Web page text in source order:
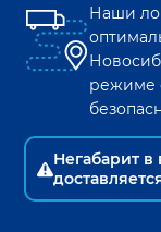
Наши
режиме
Негабарит в